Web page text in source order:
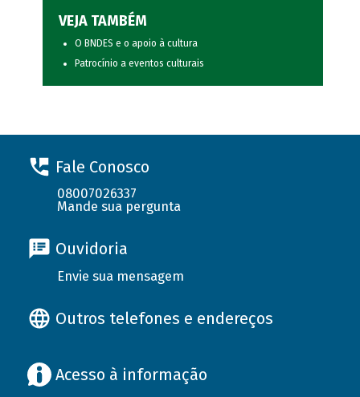
VEJA TAMBÉM
O BNDES e o apoio à cultura
Patrocínio a eventos culturais
Fale Conosco
08007026337
Mande sua pergunta
Ouvidoria
Envie sua mensagem
Outros telefones e endereços
Acesso à informação